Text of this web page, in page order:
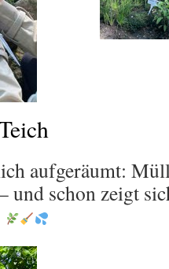
aufgeräumt:
und schon zeigt